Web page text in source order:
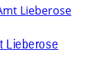
Lieberose